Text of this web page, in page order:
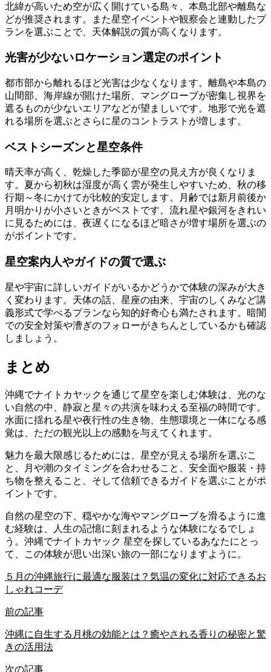
北緯が高いため空が広く開けている島々、本島北部や離島な
どが推奨されます。また星空イベントや観察会と連動したプ
ランを選ぶことで、天体解説の質が高くなります。
光害が少ないロケーション選定のポイント
都市部から離れるほど光害は少なくなります。離島や本島の
山間部、海岸線が開けた場所、マングローブが密集し視界を
遮るものが少ないエリアなどが望ましいです。地形で光を遮
れる場所を選ぶとさらに星のコントラストが増します。
ベストシーズンと星空条件
晴天率が高く、乾燥した季節が星空の見え方が良くなりま
す。夏から初秋は湿度が高く雲が発生しやすいため、秋の移
行期～冬にかけてが比較的安定します。月齢では新月前後か
月明かりが小さいときがベストです。流れ星や銀河をきれい
に見るためには、夜遅くになるほど暗さが増す場所を選ぶの
がポイントです。
星空案内人やガイドの質で選ぶ
星や宇宙に詳しいガイドがいるかどうかで体験の深みが大き
く変わります。天体の話、星座の由来、宇宙のしくみなど講
義形式で学べるプランなら知的好奇心も満たされます。暗闇
での安全対策や漕ぎのフォローがきちんとしているかも確認
しましょう。
まとめ
沖縄でナイトカヤックを通じて星空を楽しむ体験は、光のな
い自然の中、静寂と星々の共演を味わえる至福の時間です。
水面に揺れる星や夜行性の生き物、生態環境と一体になる感
覚は、ただの観光以上の感動を与えてくれます。
魅力を最大限感じるためには、星空が見える場所を選ぶこ
と、月や潮のタイミングを合わせること、安全面や服装・持
ち物を整えること、そして信頼できるガイドを選ぶことがポ
イントです。
自然の星空の下、穏やかな海やマングローブを滑るように進
む経験は、人生の記憶に刻まれるような体験になるでしょ
う。沖縄でナイトカヤック 星空を探しているあなたにとっ
て、この体験が思い出深い旅の一部になりますように。
５月の沖縄旅行に最適な服装は？気温の変化に対応できるお
しゃれコーデ
前の記事
沖縄に自生する月桃の効能とは？癒やされる香りの秘密と驚
きの活用法
次の記事